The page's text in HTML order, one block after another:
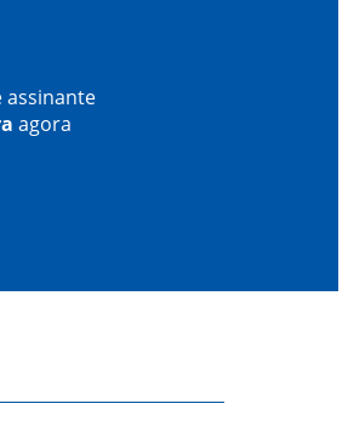
assinante
agora